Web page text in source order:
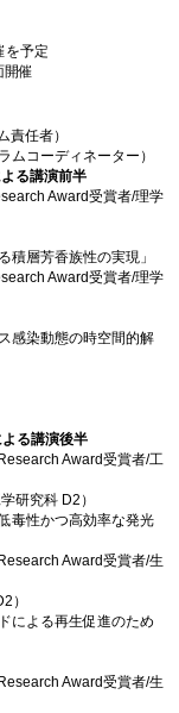
を予定
催
責任者）
ィネーター）
る講演前半
Award受賞者/理学
香族性の実現」
Award受賞者/理学
動態の時空間的解
る講演後半
Award受賞者/工
科 D2）
かつ高効率な発光
Award受賞者/生
再生促進のため
Award受賞者/生